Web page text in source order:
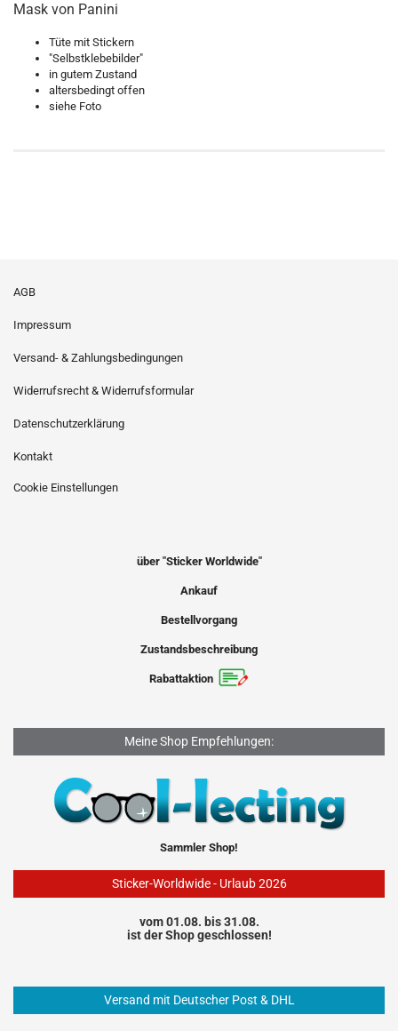
Mask von Panini
Tüte mit Stickern
"Selbstklebebilder"
in gutem Zustand
altersbedingt offen
siehe Foto
AGB
Impressum
Versand- & Zahlungsbedingungen
Widerrufsrecht & Widerrufsformular
Datenschutzerklärung
Kontakt
Cookie Einstellungen
über "Sticker Worldwide"
Ankauf
Bestellvorgang
Zustandsbeschreibung
Rabattaktion
Meine Shop Empfehlungen:
Sammler Shop!
Sticker-Worldwide - Urlaub 2026
vom 01.08. bis 31.08.
ist der Shop geschlossen!
Versand mit Deutscher Post & DHL